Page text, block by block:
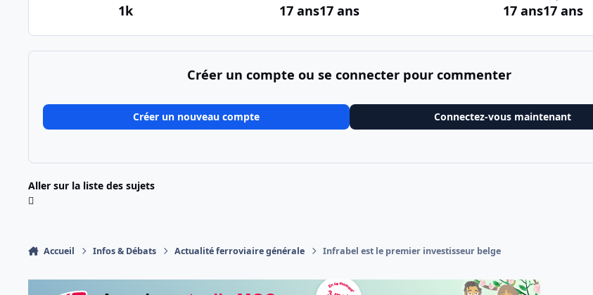
1k 17 ans17 ans 17 ans17 ans
Créer un compte ou se connecter pour commenter
Créer un nouveau compte Connectez-vous maintenant
Aller sur la liste des sujets
Accueil Infos & Débats Actualité ferroviaire générale Infrabel est le premier investisseur belge